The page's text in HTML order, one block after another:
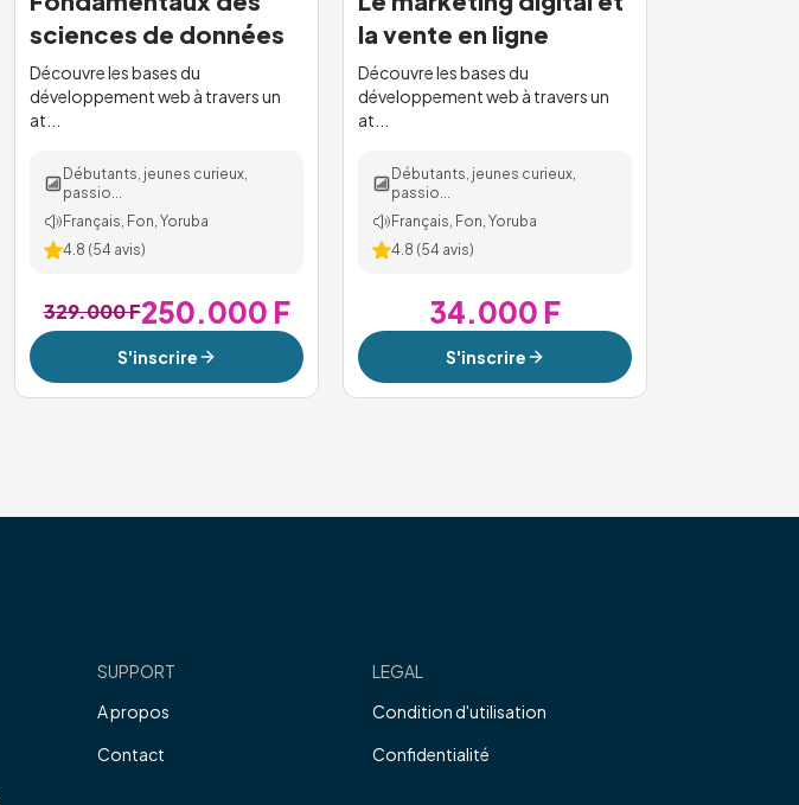
sciences de données
Découvre les bases du
développement web à travers un
at...
Débutants, jeunes curieux,
passio...
Français, Fon, Yoruba
4.8 (54 avis)
329.000 F250.000 F
S'inscrire
la vente en ligne
Découvre les bases du
développement web à travers un
at...
Débutants, jeunes curieux,
passio...
Français, Fon, Yoruba
4.8 (54 avis)
34.000 F
S'inscrire
SUPPORT
A propos
Contact
LEGAL
Condition d'utilisation
Confidentialité